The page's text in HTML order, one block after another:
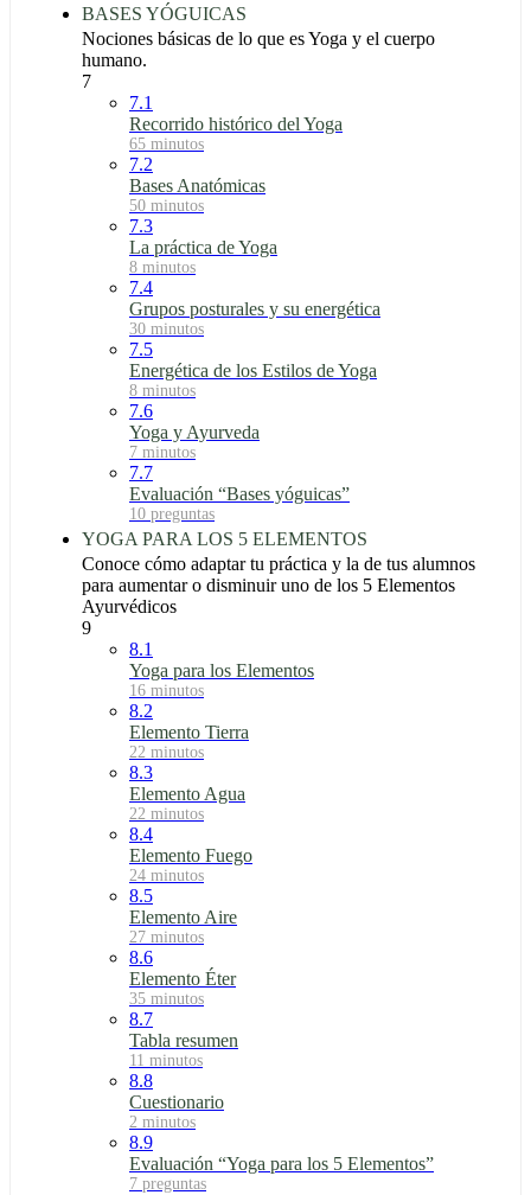
BASES YÓGUICAS
Nociones básicas de lo que es Yoga y el cuerpo
humano.
7
7.1
Recorrido histórico del Yoga
65 minutos
7.2
Bases Anatómicas
50 minutos
7.3
La práctica de Yoga
8 minutos
7.4
Grupos posturales y su energética
30 minutos
7.5
Energética de los Estilos de Yoga
8 minutos
7.6
Yoga y Ayurveda
7 minutos
7.7
Evaluación “Bases yóguicas”
10 preguntas
YOGA PARA LOS 5 ELEMENTOS
Conoce cómo adaptar tu práctica y la de tus alumnos
para aumentar o disminuir uno de los 5 Elementos
Ayurvédicos
9
8.1
Yoga para los Elementos
16 minutos
8.2
Elemento Tierra
22 minutos
8.3
Elemento Agua
22 minutos
8.4
Elemento Fuego
24 minutos
8.5
Elemento Aire
27 minutos
8.6
Elemento Éter
35 minutos
8.7
Tabla resumen
11 minutos
8.8
Cuestionario
2 minutos
8.9
Evaluación “Yoga para los 5 Elementos”
7 preguntas